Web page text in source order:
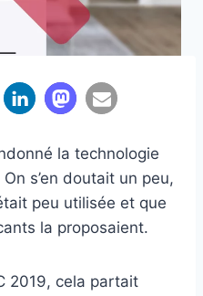
la technologie
s’en doutait un peu,
peu utilisée et que
la proposaient.
2019, cela partait